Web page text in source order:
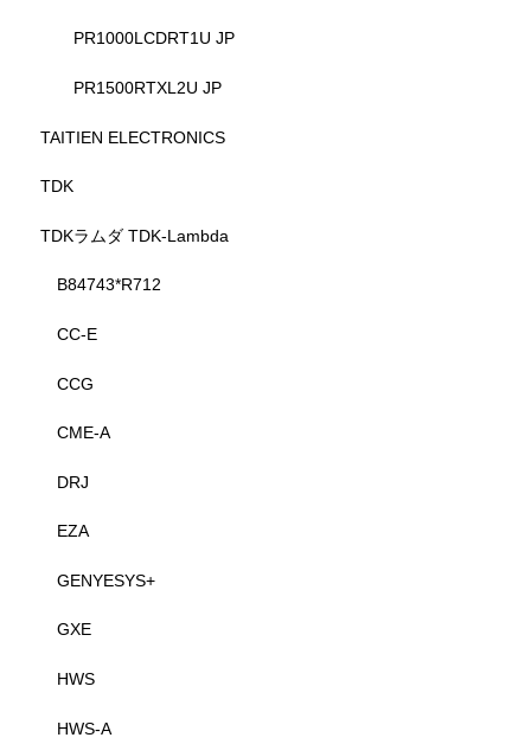
PR1000LCDRT1U JP
PR1500RTXL2U JP
TAITIEN ELECTRONICS
TDK
TDKラムダ TDK-Lambda
B84743*R712
CC-E
CCG
CME-A
DRJ
EZA
GENYESYS+
GXE
HWS
HWS-A